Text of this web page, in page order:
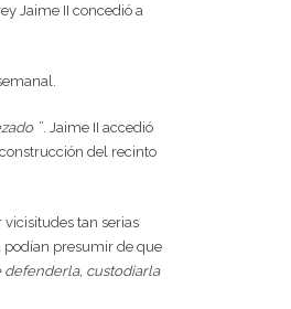
Jaime II concedió a
”. Jaime II accedió
del recinto
tan serias
podían presumir de que
defenderla, custodiarla